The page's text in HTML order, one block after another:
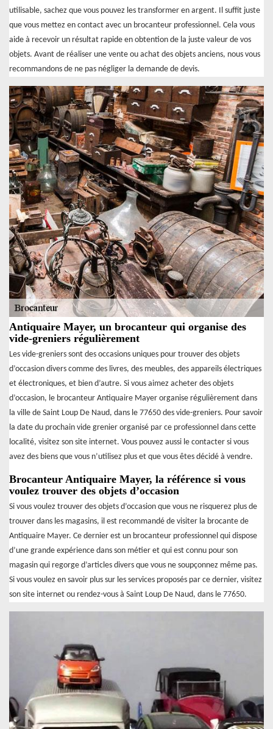
utilisable, sachez que vous pouvez les transformer en argent. Il suffit juste
que vous mettez en contact avec un brocanteur professionnel. Cela vous
aide à recevoir un résultat rapide en obtention de la juste valeur de vos
objets. Avant de réaliser une vente ou achat des objets anciens, nous vous
recommandons de ne pas négliger la demande de devis.
Antiquaire Mayer, un brocanteur qui organise des
vide-greniers régulièrement
Les vide-greniers sont des occasions uniques pour trouver des objets
d’occasion divers comme des livres, des meubles, des appareils électriques
et électroniques, et bien d’autre. Si vous aimez acheter des objets
d’occasion, le brocanteur Antiquaire Mayer organise régulièrement dans
la ville de Saint Loup De Naud, dans le 77650 des vide-greniers. Pour savoir
la date du prochain vide grenier organisé par ce professionnel dans cette
localité, visitez son site internet. Vous pouvez aussi le contacter si vous
avez des biens que vous n’utilisez plus et que vous êtes décidé à vendre.
Brocanteur Antiquaire Mayer, la référence si vous
voulez trouver des objets d’occasion
Si vous voulez trouver des objets d’occasion que vous ne risquerez plus de
trouver dans les magasins, il est recommandé de visiter la brocante de
Antiquaire Mayer. Ce dernier est un brocanteur professionnel qui dispose
d’une grande expérience dans son métier et qui est connu pour son
magasin qui regorge d’articles divers que vous ne soupçonnez même pas.
Si vous voulez en savoir plus sur les services proposés par ce dernier, visitez
son site internet ou rendez-vous à Saint Loup De Naud, dans le 77650.